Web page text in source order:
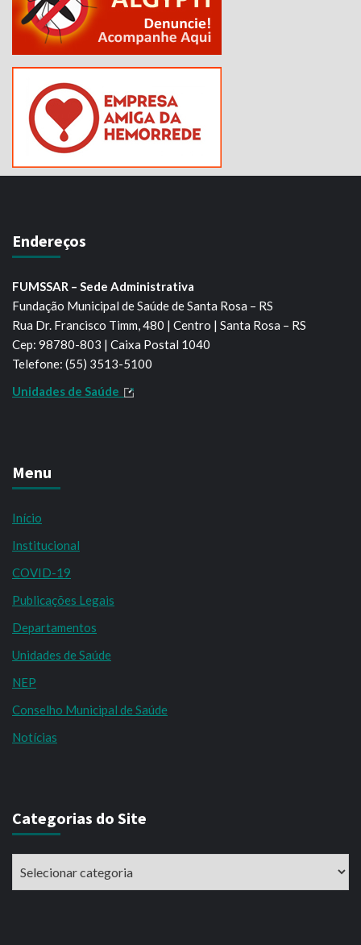
Endereços
FUMSSAR – Sede Administrativa
Fundação Municipal de Saúde de Santa Rosa – RS
Rua Dr. Francisco Timm, 480 | Centro | Santa Rosa – RS
Cep: 98780-803 | Caixa Postal 1040
Telefone: (55) 3513-5100
Unidades de Saúde
Menu
Início
Institucional
COVID-19
Publicações Legais
Departamentos
Unidades de Saúde
NEP
Conselho Municipal de Saúde
Notícias
Categorias do Site